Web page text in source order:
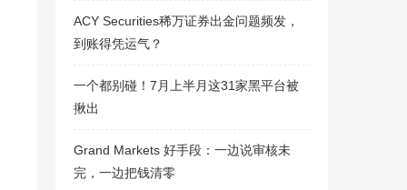
ACY Securities稀万证券出金问题频发，
到账得凭运气？
一个都别碰！7月上半月这31家黑平台被
揪出
Grand Markets 好手段：一边说审核未
完，一边把钱清零